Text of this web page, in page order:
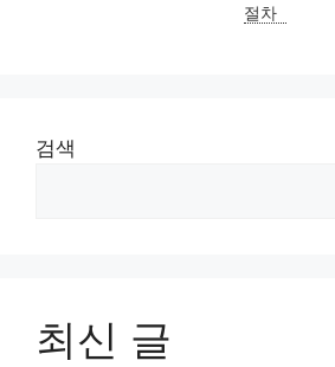
절차
검색
최신 글